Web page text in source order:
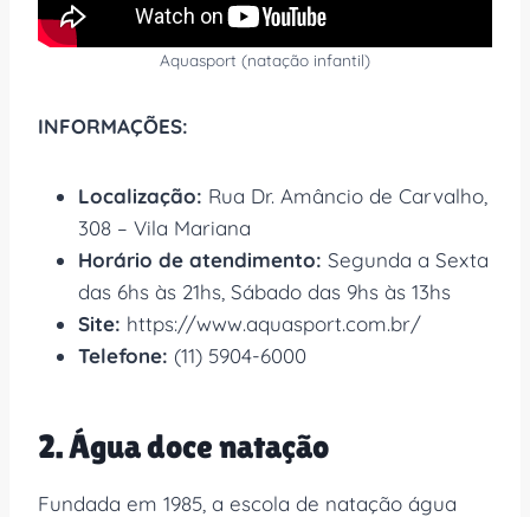
Aquasport (natação infantil)
INFORMAÇÕES:
Localização: Rua Dr. Amâncio de Carvalho,
308 – Vila Mariana
Horário de atendimento: Segunda a Sexta
das 6hs às 21hs, Sábado das 9hs às 13hs
Site: https://www.aquasport.com.br/
Telefone: (11) 5904-6000
2. Água doce natação
Fundada em 1985, a escola de natação água